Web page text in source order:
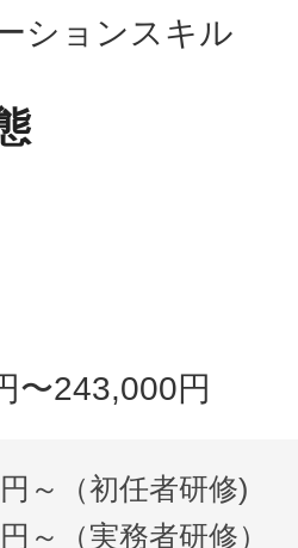
ションスキル
〜243,000円
～（初任者研修)
～（実務者研修）